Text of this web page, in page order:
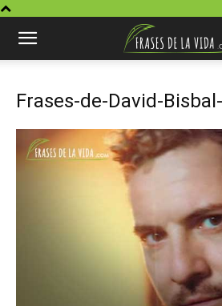
Frases-de-David-